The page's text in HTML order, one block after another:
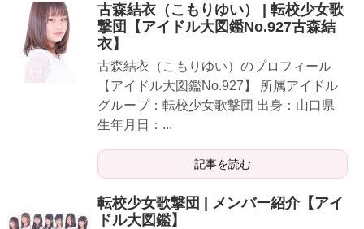
古森結衣（こもりゆい） | 転校少女歌
撃団【アイドル大図鑑No.927古森結
衣】
古森結衣（こもりゆい）のプロフィール
【アイドル大図鑑No.927】 所属アイドル
グループ：転校少女歌撃団 出身：山口県
生年月日：...
記事を読む
転校少女歌撃団 | メンバー紹介【アイ
ドル大図鑑】